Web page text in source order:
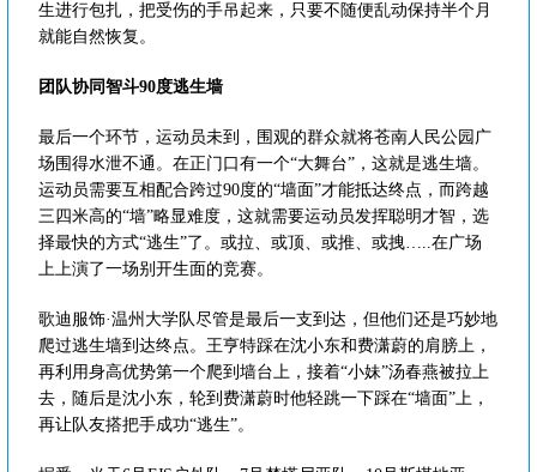
生进行包扎，把受伤的手吊起来，只要不随便乱动保持半个月
就能自然恢复。
团队协同智斗90度逃生墙
最后一个环节，运动员未到，围观的群众就将苍南人民公园广
场围得水泄不通。在正门口有一个“大舞台”，这就是逃生墙。
运动员需要互相配合跨过90度的“墙面”才能抵达终点，而跨越
三四米高的“墙”略显难度，这就需要运动员发挥聪明才智，选
择最快的方式“逃生”了。或拉、或顶、或推、或拽…..在广场
上上演了一场别开生面的竞赛。
歌迪服饰·温州大学队尽管是最后一支到达，但他们还是巧妙地
爬过逃生墙到达终点。王亨特踩在沈小东和费潇蔚的肩膀上，
再利用身高优势第一个爬到墙台上，接着“小妹”汤春燕被拉上
去，随后是沈小东，轮到费潇蔚时他轻跳一下踩在“墙面”上，
再让队友搭把手成功“逃生”。